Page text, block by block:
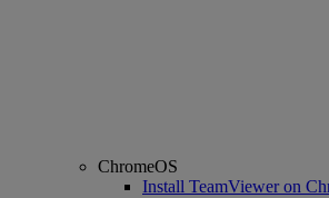
ChromeOS
Install TeamViewer on